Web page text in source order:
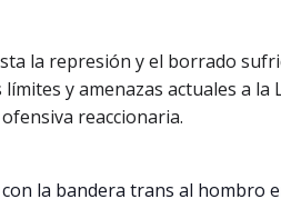
la represión y el borrado
y amenazas actuales a la
reaccionaria.